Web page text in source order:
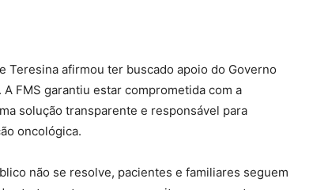
Teresina afirmou ter buscado apoio do Governo
FMS garantiu estar comprometida com a
solução transparente e responsável para
oncológica.
não se resolve, pacientes e familiares seguem